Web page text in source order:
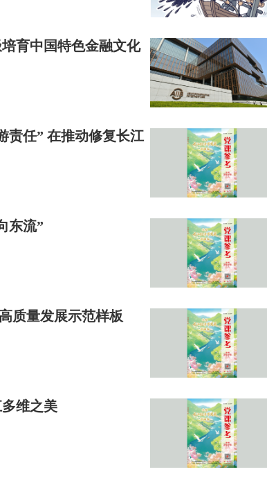
育中国特色金融文化
责任” 在推动修复长江
东流”
质量发展示范样板
维之美